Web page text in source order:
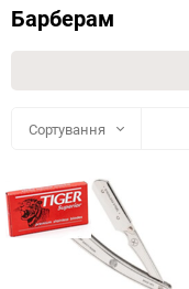
Барберам
Сортування